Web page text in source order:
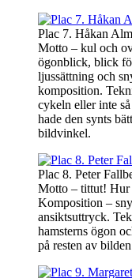
Plac 7. Håkan
Motto – kul och
ögonblick, blick
ljussättning och
komposition.
cykeln eller inte
hade den synts
bildvinkel.
Plac 8. Peter
Motto – tittut! Hur
Komposition –
ansiktsuttryck.
hamsterns ögon
på resten av